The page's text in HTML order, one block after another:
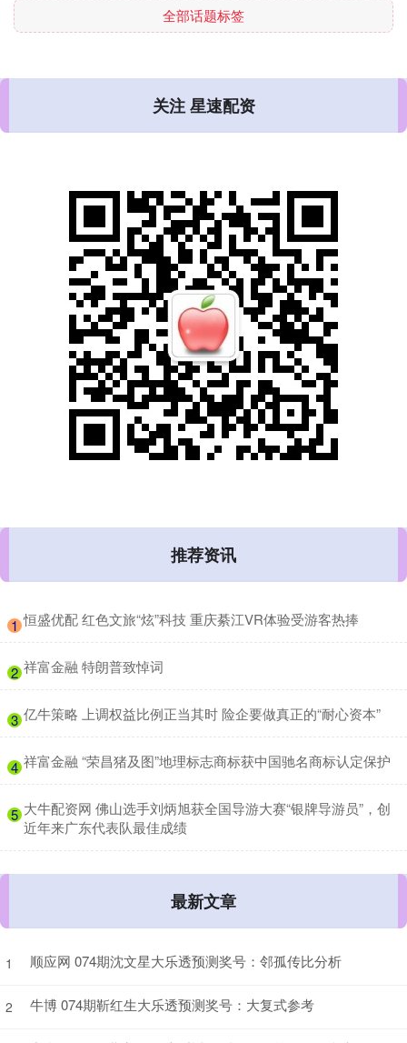
全部话题标签
关注 星速配资
推荐资讯
1 ​恒盛优配 红色文旅“炫”科技 重庆綦江VR体验受游客热捧
2 ​祥富金融 特朗普致悼词
3 ​亿牛策略 上调权益比例正当其时 险企要做真正的“耐心资本”
4 ​祥富金融 “荣昌猪及图”地理标志商标获中国驰名商标认定保护
5 ​大牛配资网 佛山选手刘炳旭获全国导游大赛“银牌导游员”，创
近年来广东代表队最佳成绩
最新文章
1 顺应网 074期沈文星大乐透预测奖号：邻孤传比分析
2 牛博 074期靳红生大乐透预测奖号：大复式参考